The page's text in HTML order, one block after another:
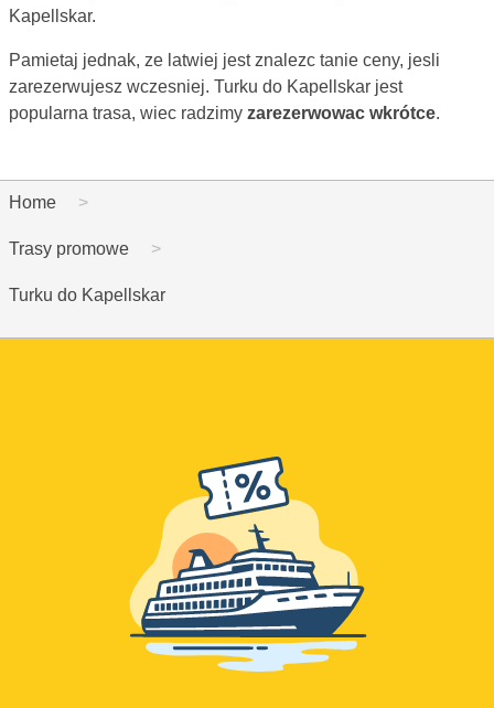
Kapellskar.
Pamietaj jednak, ze latwiej jest znalezc tanie ceny, jesli
zarezerwujesz wczesniej. Turku do Kapellskar jest
popularna trasa, wiec radzimy zarezerwowac wkrótce.
Home
Trasy promowe
Turku do Kapellskar